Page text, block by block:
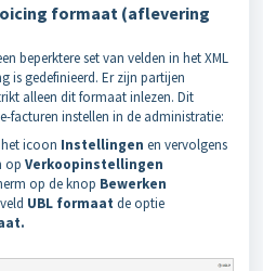
formaat (aflevering
beperktere set van velden in het XML
is gedefinieerd. Er zijn partijen
alleen dit formaat inlezen. Dit
facturen instellen in de administratie:
icoon Instellingen en vervolgens
op Verkoopinstellingen
op de knop Bewerken
UBL formaat de optie